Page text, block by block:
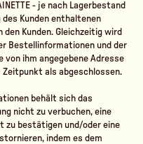
- je nach Lagerbestand
Kunden enthaltenen
Kunden. Gleichzeitig wird
Bestellinformationen und der
von ihm angegebene Adresse
als abgeschlossen.
behält sich das
nicht zu verbuchen, eine
zu bestätigen und/oder eine
indem es dem